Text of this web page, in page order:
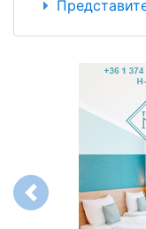
Previous